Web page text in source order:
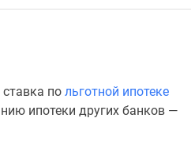
по льготной ипотеке
ипотеки других банков —